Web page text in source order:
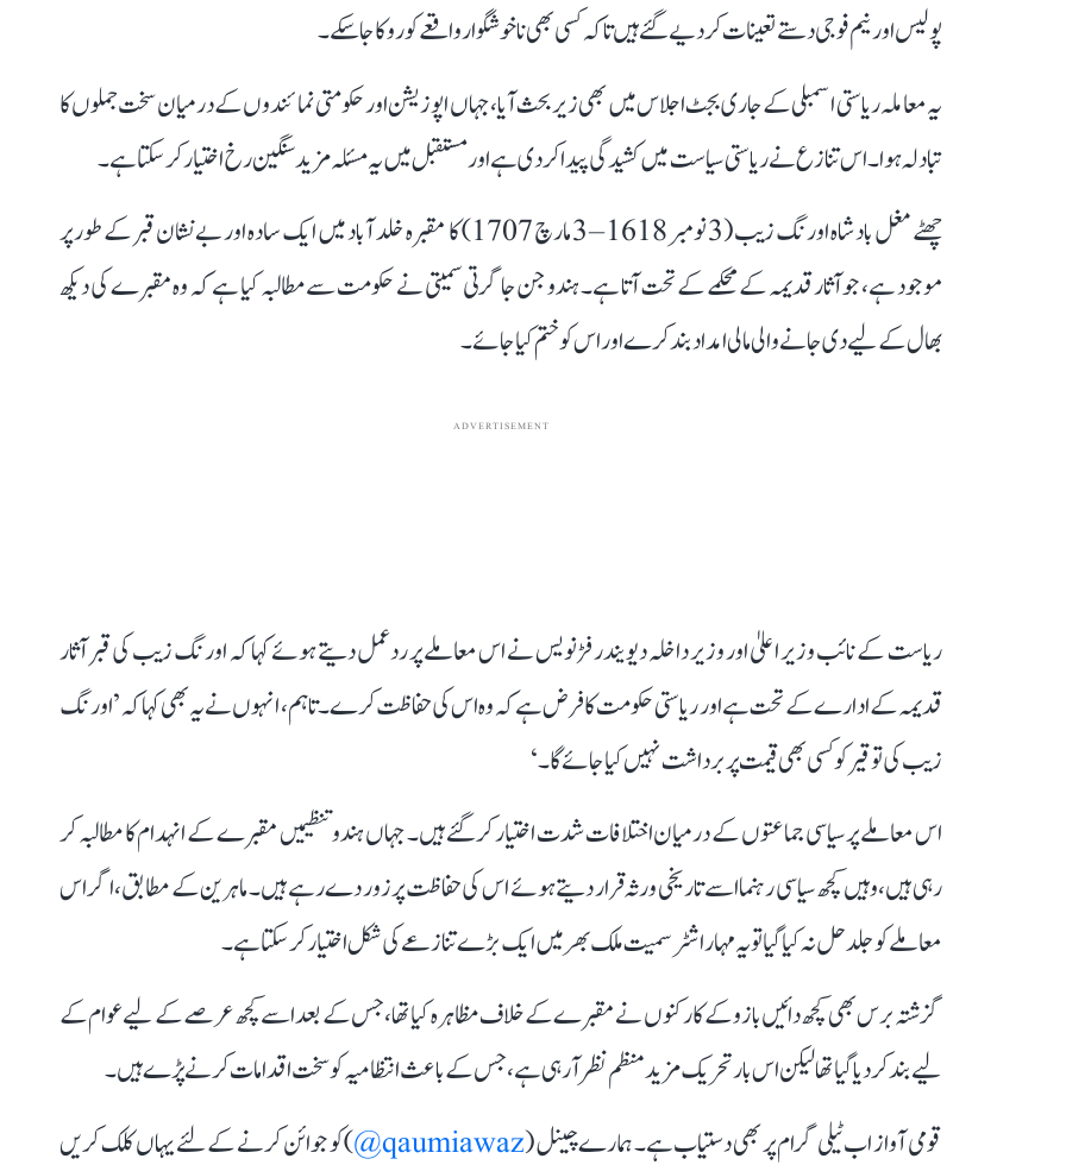
پولیس اور نیم فوجی دستے تعینات کر دیے گئے ہیں تاکہ کسی بھی ناخوشگوار واقعے کو روکا جا سکے۔
یہ معاملہ ریاستی اسمبلی کے جاری بجٹ اجلاس میں بھی زیر بحث آیا، جہاں اپوزیشن اور حکومتی نمائندوں کے درمیان سخت جملوں کا
تبادلہ ہوا۔ اس تنازع نے ریاستی سیاست میں کشیدگی پیدا کر دی ہے اور مستقبل میں یہ مسئلہ مزید سنگین رخ اختیار کر سکتا ہے۔
چھٹے مغل بادشاہ اورنگ زیب (3 نومبر 1618 – 3 مارچ 1707) کا مقبرہ خلد آباد میں ایک سادہ اور بے نشان قبر کے طور پر
موجود ہے، جو آثار قدیمہ کے محکمے کے تحت آتا ہے۔ ہندو جن جاگرتی سمیتی نے حکومت سے مطالبہ کیا ہے کہ وہ مقبرے کی دیکھ
بھال کے لیے دی جانے والی مالی امداد بند کرے اور اس کو ختم کیا جائے۔
ADVERTISEMENT
ریاست کے نائب وزیر اعلیٰ اور وزیر داخلہ دیویندر فڑنویس نے اس معاملے پر ردعمل دیتے ہوئے کہا کہ اورنگ زیب کی قبر آثار
قدیمہ کے ادارے کے تحت ہے اور ریاستی حکومت کا فرض ہے کہ وہ اس کی حفاظت کرے۔ تاہم، انہوں نے یہ بھی کہا کہ ’اورنگ
زیب کی توقیر کو کسی بھی قیمت پر برداشت نہیں کیا جائے گا۔‘
اس معاملے پر سیاسی جماعتوں کے درمیان اختلافات شدت اختیار کر گئے ہیں۔ جہاں ہندو تنظیمیں مقبرے کے انہدام کا مطالبہ کر
رہی ہیں، وہیں کچھ سیاسی رہنما اسے تاریخی ورثہ قرار دیتے ہوئے اس کی حفاظت پر زور دے رہے ہیں۔ ماہرین کے مطابق، اگر اس
معاملے کو جلد حل نہ کیا گیا تو یہ مہاراشٹر سمیت ملک بھر میں ایک بڑے تنازعے کی شکل اختیار کر سکتا ہے۔
گزشتہ برس بھی کچھ دائیں بازو کے کارکنوں نے مقبرے کے خلاف مظاہرہ کیا تھا، جس کے بعد اسے کچھ عرصے کے لیے عوام کے
لیے بند کر دیا گیا تھا لیکن اس بار تحریک مزید منظم نظر آ رہی ہے، جس کے باعث انتظامیہ کو سخت اقدامات کرنے پڑے ہیں۔
قومی آواز اب ٹیلی گرام پر بھی دستیاب ہے۔ ہمارے چینل (qaumiawaz@
) کو جوائن کرنے کے لئے یہاں کلک کریں